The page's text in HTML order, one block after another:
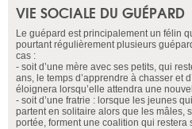
VIE SOCIALE DU GUÉPARD
Le guépard est principalement un félin
pourtant régulièrement plusieurs
cas :
- soit d’une mère avec ses petits, qui
ans, le temps d’apprendre à chasser et
éloignera lorsqu’elle attendra une
- soit d’une fratrie : lorsque les jeunes
partent en solitaire alors que les mâles,
portée, forment une coalition qui restera